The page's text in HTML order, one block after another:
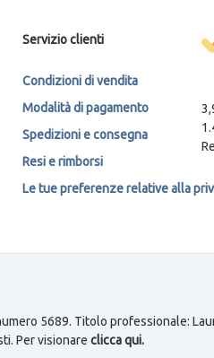
Servizio clienti
Condizioni di vendita
Modalità di pagamento
Spedizioni e consegna
Resi e rimborsi
Le tue preferenze relative alla
5689. Titolo professionale:
Per visionare clicca qui.